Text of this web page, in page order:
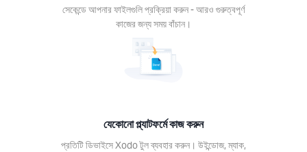
সেকেন্ডে আপনার ফাইলগুলি প্রক্রিয়া করুন - আরও গুরুত্বপূর্ণ
কাজের জন্য সময় বাঁচান।
যেকোনো প্ল্যাটফর্মে কাজ করুন
প্রতিটি ডিভাইসে Xodo টুল ব্যবহার করুন। উইন্ডোজ, ম্যাক,